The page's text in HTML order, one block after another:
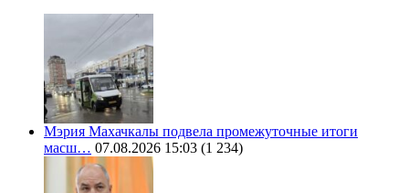
Мэрия Махачкалы подвела промежуточные итоги
масш… 07.08.2026 15:03 (1 234)